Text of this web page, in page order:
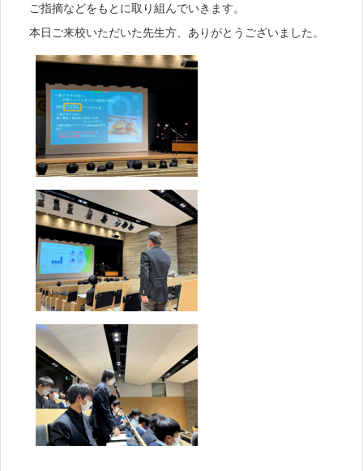
ご指摘などをもとに取り組んでいきます。
本日ご来校いただいた先生方、ありがとうございました。